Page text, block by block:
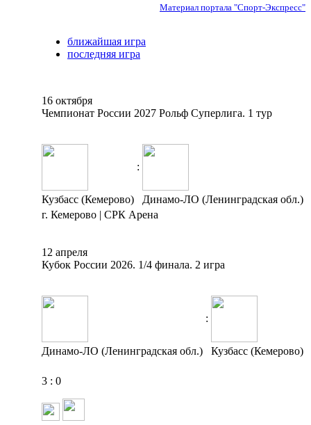
Материал портала "Спорт-Экспресс"
ближайшая игра
последняя игра
16 октября
Чемпионат России 2027 Рольф Суперлига. 1 тур
:
Кузбасс (Кемерово)
Динамо-ЛО (Ленинградская обл.)
г. Кемерово | СРК Арена
12 апреля
Кубок России 2026. 1/4 финала. 2 игра
:
Динамо-ЛО (Ленинградская обл.) Кузбасс (Кемерово)
3 : 0